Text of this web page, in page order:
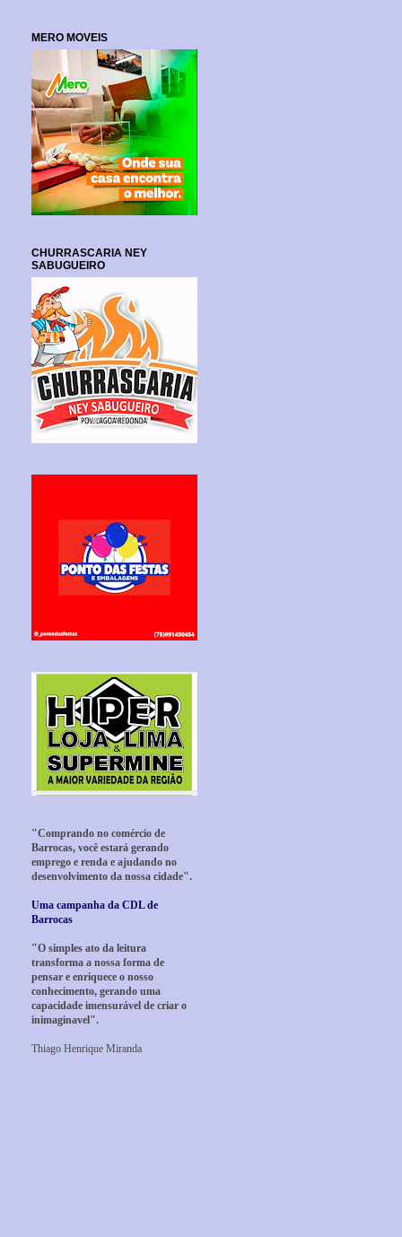
MERO MOVEIS
CHURRASCARIA NEY
SABUGUEIRO
"Comprando no comércio de
Barrocas, você estará gerando
emprego e renda e ajudando no
desenvolvimento da nossa cidade".
Uma campanha da CDL de
Barrocas
"O simples ato da leitura
transforma a nossa forma de
pensar e enriquece o nosso
conhecimento, gerando uma
capacidade imensurável de criar o
inimaginavel".
Thiago Henrique Miranda